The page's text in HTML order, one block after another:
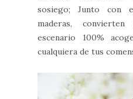
sosiego; Junto con
maderas,
escenario 100%
cualquiera de tus